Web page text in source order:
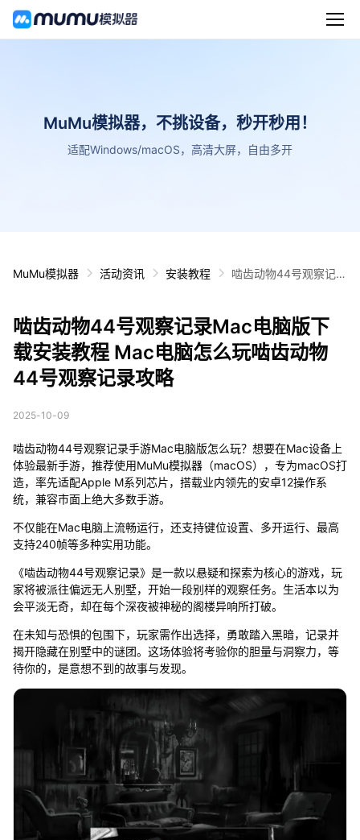
MuMu模拟器，不挑设备，秒开秒用！
适配Windows/macOS，高清大屏，自由多开
MuMu模拟器 活动资讯 安装教程
啮齿动物44号观察记录
动物44号观察记录攻略
啮齿动物44号观察记录Mac电脑版下
载安装教程 Mac电脑怎么玩啮齿动物
44号观察记录攻略
2025-10-09
啮齿动物44号观察记录手游Mac电脑版怎么玩？想要在Mac设备上
体验最新手游，推荐使用MuMu模拟器（macOS），专为macOS打
造，率先适配Apple M系列芯片，搭载业内领先的安卓12操作系
统，兼容市面上绝大多数手游。
不仅能在Mac电脑上流畅运行，还支持键位设置、多开运行、最高
支持240帧等多种实用功能。
《啮齿动物44号观察记录》是一款以悬疑和探索为核心的游戏，玩
家将被派往偏远无人别墅，开始一段别样的观察任务。生活本以为
会平淡无奇，却在每个深夜被神秘的阁楼异响所打破。
在未知与恐惧的包围下，玩家需作出选择，勇敢踏入黑暗，记录并
揭开隐藏在别墅中的谜团。这场体验将考验你的胆量与洞察力，等
待你的，是意想不到的故事与发现。